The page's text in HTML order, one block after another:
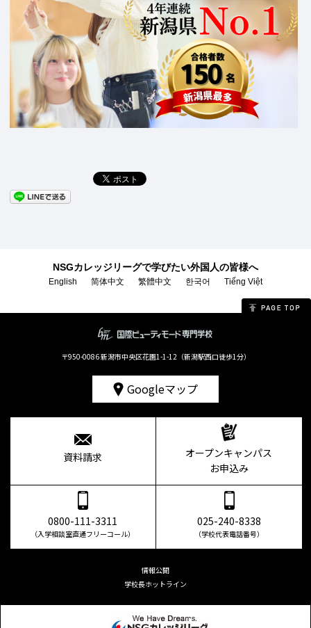
NSGカレッジリーグで学びたい外国人の皆様へ
English 简体中文 繁體中文 한국어 Tiếng Việt
〒950-0086 新潟市中央区花園1-1-12（新潟駅西口徒歩1分）
Googleマップ
資料請求
オープンキャンパス
お申込み
0800-111-3311
（入学相談室直通フリーコール）
025-240-8338
（学校代表電話番号）
情報公開
学校長ホットライン